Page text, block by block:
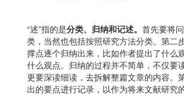
“述”指的是分类、归纳和记述。 首先要将
类，当然也包括按照研究方法分类。第二
撑点逐个归纳出来，比如作者提出了什么
什么观点。归纳的过程并不简单，不仅要
更要深读细读，去拆解整篇文章的内容。
出的要点进行记录，以作为将来文献研究